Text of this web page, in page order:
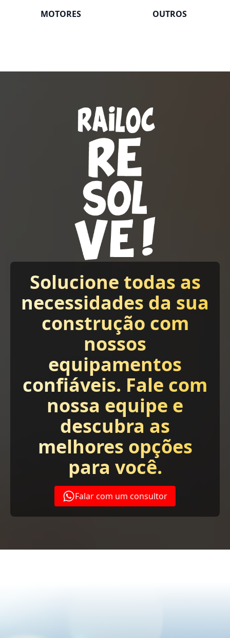
MOTORES OUTROS
Solucione todas as
necessidades da sua
construção com
nossos
equipamentos
confiáveis. Fale com
nossa equipe e
descubra as
melhores opções
para você.
Falar com um consultor